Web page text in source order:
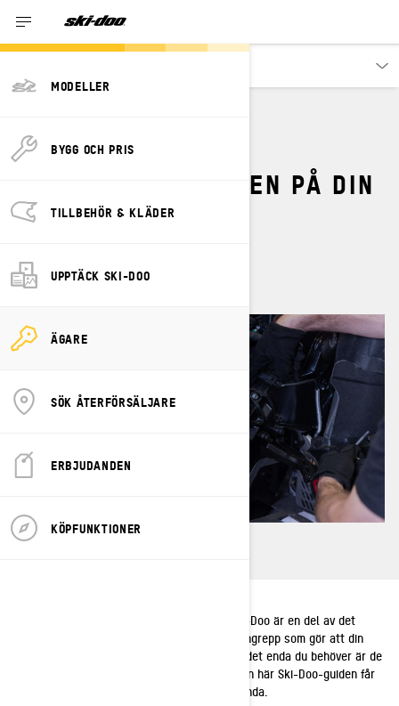
MODELLER
BYGG OCH PRIS
TILLBEHÖR & KLÄDER
UPPTÄCK SKI-DOO
ÄGARE
SÖK ÅTERFÖRSÄLJARE
ERBJUDANDEN
KÖPFUNKTIONER
SÅ JUSTERAR DU
KEDJESTRÄCKNINGEN PÅ DIN
SKI-DOO.
Att justera drivkedjans sträckning på din Ski-Doo är en del av det
regelbundna underhållet. Det är ett snabbt ingrepp som gör att din
snöskoter kan köras med topprestanda och det enda du behöver är de
verktyg som medföljer din snöskoter. Med den här Ski-Doo-guiden får
du hjälp att maximera din snöskoters prestanda.